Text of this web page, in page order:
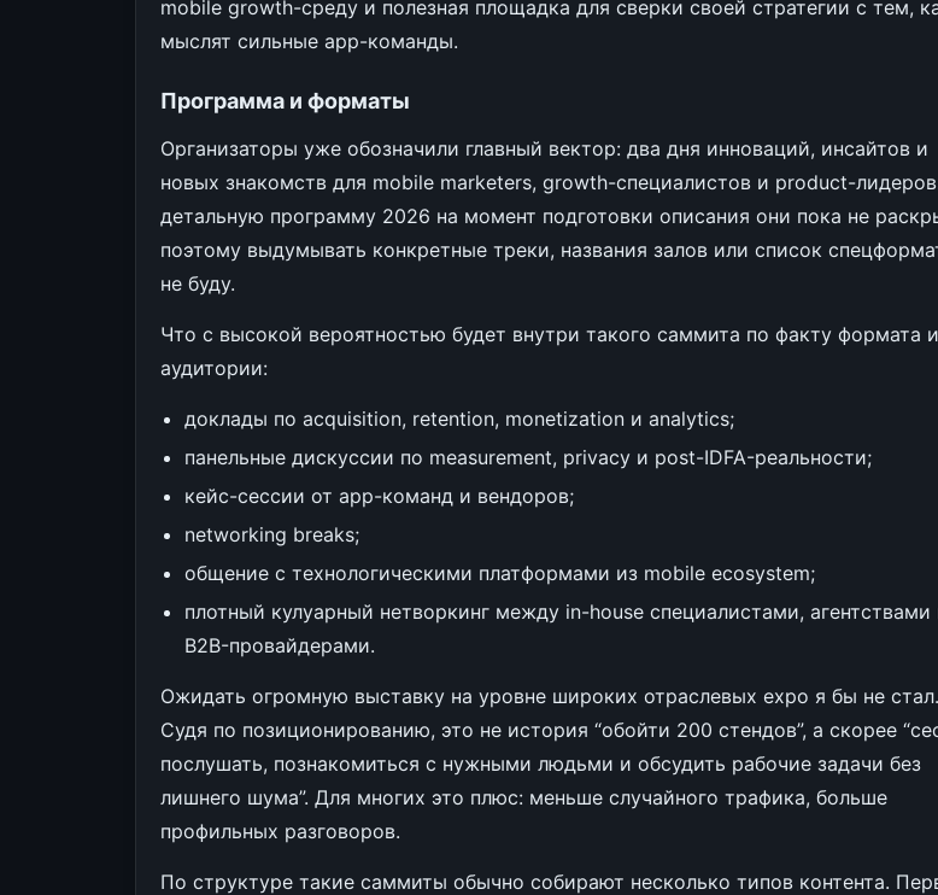
mobile growth-среду и полезная площадка для сверки своей стратегии с тем,
мыслят сильные app-команды.
Программа и форматы
Организаторы уже обозначили главный вектор: два дня инноваций, инсайтов и
новых знакомств для mobile marketers, growth-специалистов и product-
детальную программу 2026 на момент подготовки описания они пока не
поэтому выдумывать конкретные треки, названия залов или список
не буду.
Что с высокой вероятностью будет внутри такого саммита по факту формата и
аудитории:
доклады по acquisition, retention, monetization и analytics;
панельные дискуссии по measurement, privacy и post-IDFA-реальности;
кейс-сессии от app-команд и вендоров;
networking breaks;
общение с технологическими платформами из mobile ecosystem;
плотный кулуарный нетворкинг между in-house специалистами, агентствами
B2B-провайдерами.
Ожидать огромную выставку на уровне широких отраслевых expo я бы не стал.
Судя по позиционированию, это не история “обойти 200 стендов”, а скорее
послушать, познакомиться с нужными людьми и обсудить рабочие задачи без
лишнего шума”. Для многих это плюс: меньше случайного трафика, больше
профильных разговоров.
По структуре такие саммиты обычно собирают несколько типов контента.